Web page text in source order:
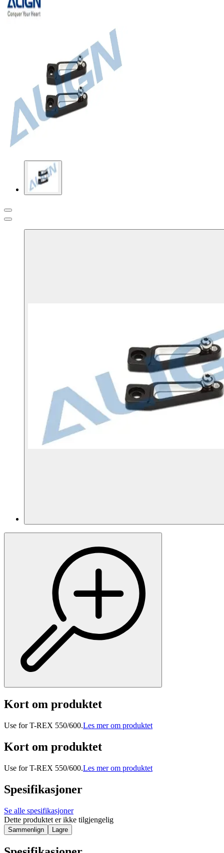
Kort om produktet
Use for T-REX 550/600.Les mer om produktet
Kort om produktet
Use for T-REX 550/600.Les mer om produktet
Spesifikasjoner
Se alle spesifikasjoner
Dette produktet er ikke tilgjengelig
Sammenlign Lagre